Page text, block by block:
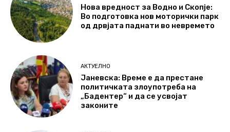
Нова вредност за Водно и Скопје:
Во подготовка нов моторички парк
од дрвјата паднати во невремето
АКТУЕЛНО
Јаневска: Време е да престане
политичката злоупотреба на
„Бадентер“ и да се усвојат
законите